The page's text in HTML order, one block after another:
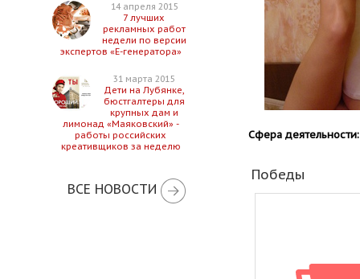
14 апреля 2015
7 лучших
рекламных работ
недели по версии
экспертов «Е-генератора»
31 марта 2015
Дети на Лубянке,
бюстгалтеры для
крупных дам и
лимонад «Маяковский» -
работы российских
креативщиков за неделю
ВСЕ НОВОСТИ
Сфера деятельности:
Победы